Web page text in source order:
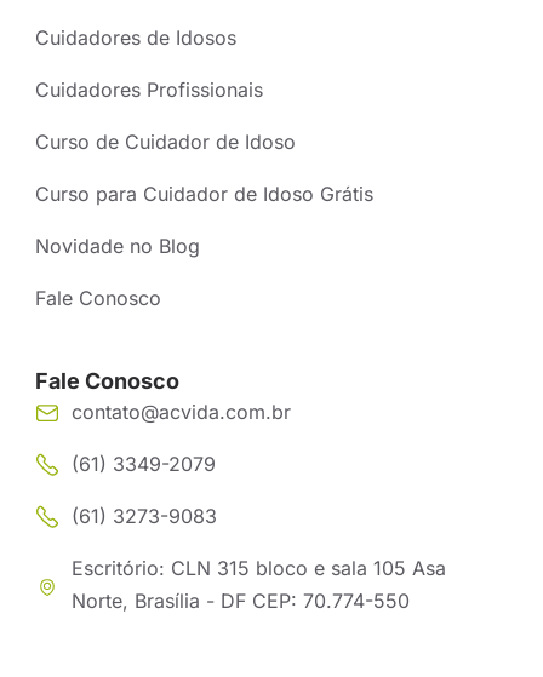
Cuidadores de Idosos
Cuidadores Profissionais
Curso de Cuidador de Idoso
Curso para Cuidador de Idoso Grátis
Novidade no Blog
Fale Conosco
Fale Conosco
contato@acvida.com.br
(61) 3349-2079
(61) 3273-9083
Escritório: CLN 315 bloco e sala 105 Asa
Norte, Brasília - DF CEP: 70.774-550